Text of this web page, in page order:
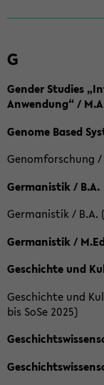
G
Gender Studies
Anwendung“ /
Genome Based
Genomforschung /
Germanistik / B.A.
Germanistik / B.A.
Germanistik /
Geschichte und
Geschichte und
bis SoSe 2025)